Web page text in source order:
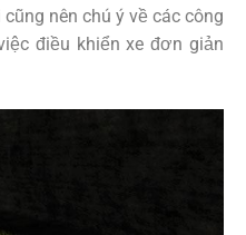
nên chú ý về các công
điều khiển xe đơn giản